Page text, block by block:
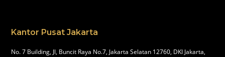
Kantor Pusat Jakarta
No. 7 Building, Jl, Buncit Raya No.7, Jakarta Selatan 12760, DKI Jakarta,